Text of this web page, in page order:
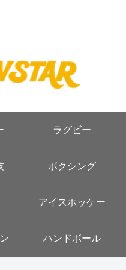
ラグビー
ボクシング
アイスホッケー
ハンドボール